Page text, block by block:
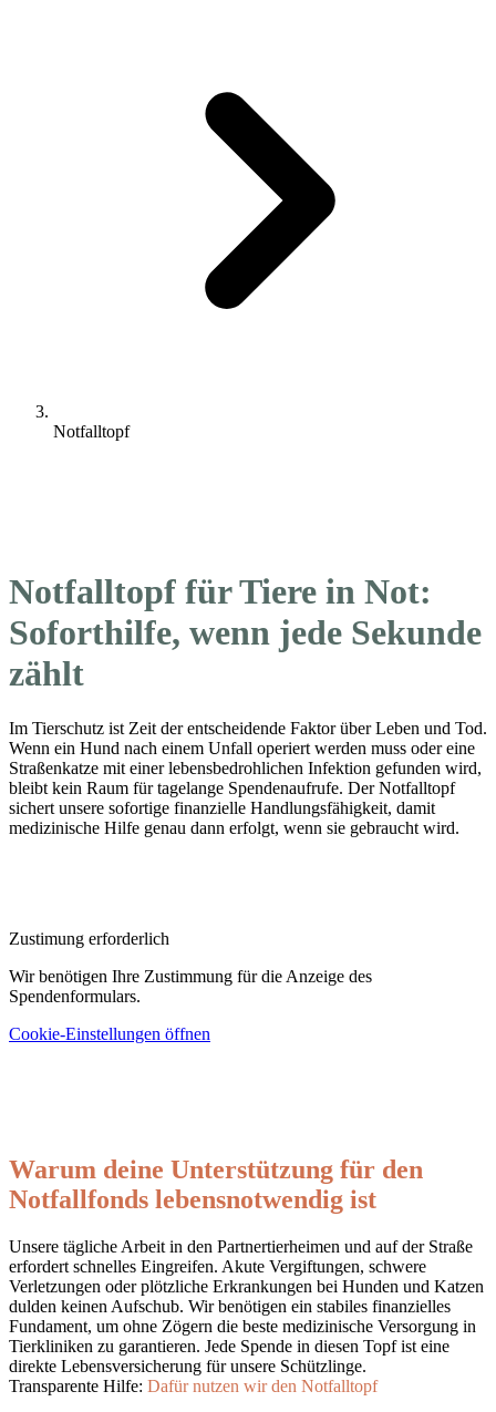
Notfalltopf
Notfalltopf für Tiere in Not:
Soforthilfe, wenn jede Sekunde
zählt
Im Tierschutz ist Zeit der entscheidende Faktor über Leben und Tod.
Wenn ein Hund nach einem Unfall operiert werden muss oder eine
Straßenkatze mit einer lebensbedrohlichen Infektion gefunden wird,
bleibt kein Raum für tagelange Spendenaufrufe. Der Notfalltopf
sichert unsere sofortige finanzielle Handlungsfähigkeit, damit
medizinische Hilfe genau dann erfolgt, wenn sie gebraucht wird.
Zustimung erforderlich
Wir benötigen Ihre Zustimmung für die Anzeige des
Spendenformulars.
Cookie-Einstellungen öffnen
Warum deine Unterstützung für den
Notfallfonds lebensnotwendig ist
Unsere tägliche Arbeit in den Partnertierheimen und auf der Straße
erfordert schnelles Eingreifen. Akute Vergiftungen, schwere
Verletzungen oder plötzliche Erkrankungen bei Hunden und Katzen
dulden keinen Aufschub. Wir benötigen ein stabiles finanzielles
Fundament, um ohne Zögern die beste medizinische Versorgung in
Tierkliniken zu garantieren. Jede Spende in diesen Topf ist eine
direkte Lebensversicherung für unsere Schützlinge.
Transparente Hilfe: Dafür nutzen wir den Notfalltopf